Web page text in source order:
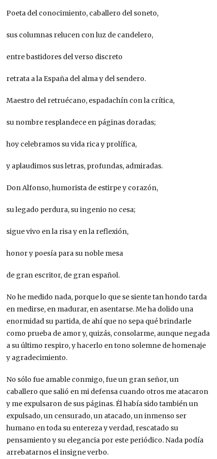
Poeta del conocimiento, caballero del soneto,
sus columnas relucen con luz de candelero,
entre bastidores del verso discreto
retrata a la España del alma y del sendero.
Maestro del retruécano, espadachín con la crítica,
su nombre resplandece en páginas doradas;
hoy celebramos su vida rica y prolífica,
y aplaudimos sus letras, profundas, admiradas.
Don Alfonso, humorista de estirpe y corazón,
su legado perdura, su ingenio no cesa;
sigue vivo en la risa y en la reflexión,
honor y poesía para su noble mesa
de gran escritor, de gran español.
No he medido nada, porque lo que se siente tan hondo tarda
en medirse, en madurar, en asentarse. Me ha dolido una
enormidad su partida, de ahí que no sepa qué brindarle
como prueba de amor y, quizás, consolarme, aunque negada
a su último respiro, y hacerlo en tono solemne de homenaje
y agradecimiento.
No sólo fue amable conmigo, fue un gran señor, un
caballero que salió en mi defensa cuando otros me atacaron
y me expulsaron de sus páginas. Él había sido también un
expulsado, un censurado, un atacado, un inmenso ser
humano en toda su entereza y verdad, rescatado su
pensamiento y su elegancia por este periódico. Nada podía
arrebatarnos el insigne verbo.